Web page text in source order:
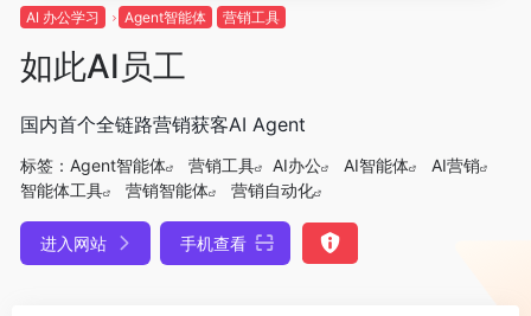
AI 办公学习 Agent智能体 营销工具
如此AI员工
国内首个全链路营销获客AI Agent
标签： Agent智能体 营销工具 AI办公 AI智能体
AI营销
智能体工具
营销智能体 营销自动化
进入网站 手机查看